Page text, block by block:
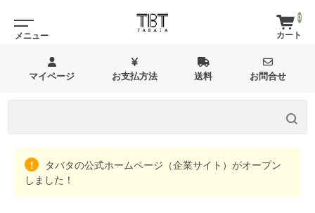
0
マイページ お支払方法 送料 お問合せ
タバタの公式ホームページ（企業サイト）がオープン
しました！